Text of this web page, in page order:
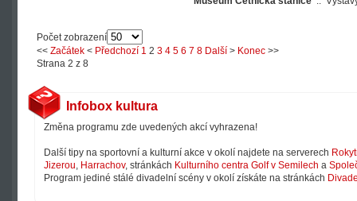
Počet zobrazení
<< Začátek < Předchozí 1 2 3 4 5 6 7 8 Další > Konec >>
Strana 2 z 8
Infobox kultura
Změna programu zde uvedených akcí vyhrazena!
Další tipy na sportovní a kulturní akce v okolí najdete na serverech
Jizerou, Harrachov, stránkách Kulturního centra Golf v Semilech a
Program jediné stálé divadelní scény v okolí získáte na stránkách